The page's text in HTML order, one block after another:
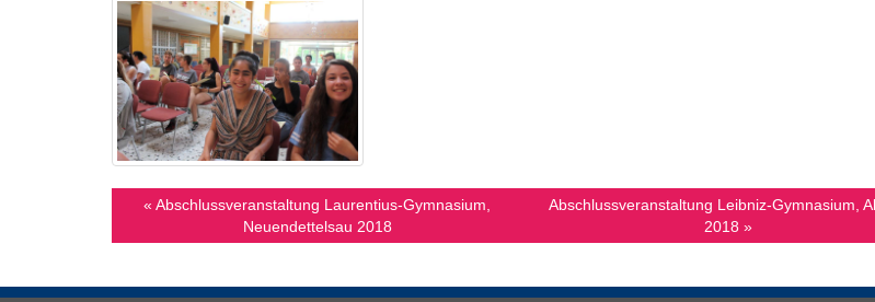
« Abschlussveranstaltung Laurentius-Gymnasium,
Neuendettelsau 2018
Abschlussveranstaltung Leibniz-Gymnasium,
2018 »